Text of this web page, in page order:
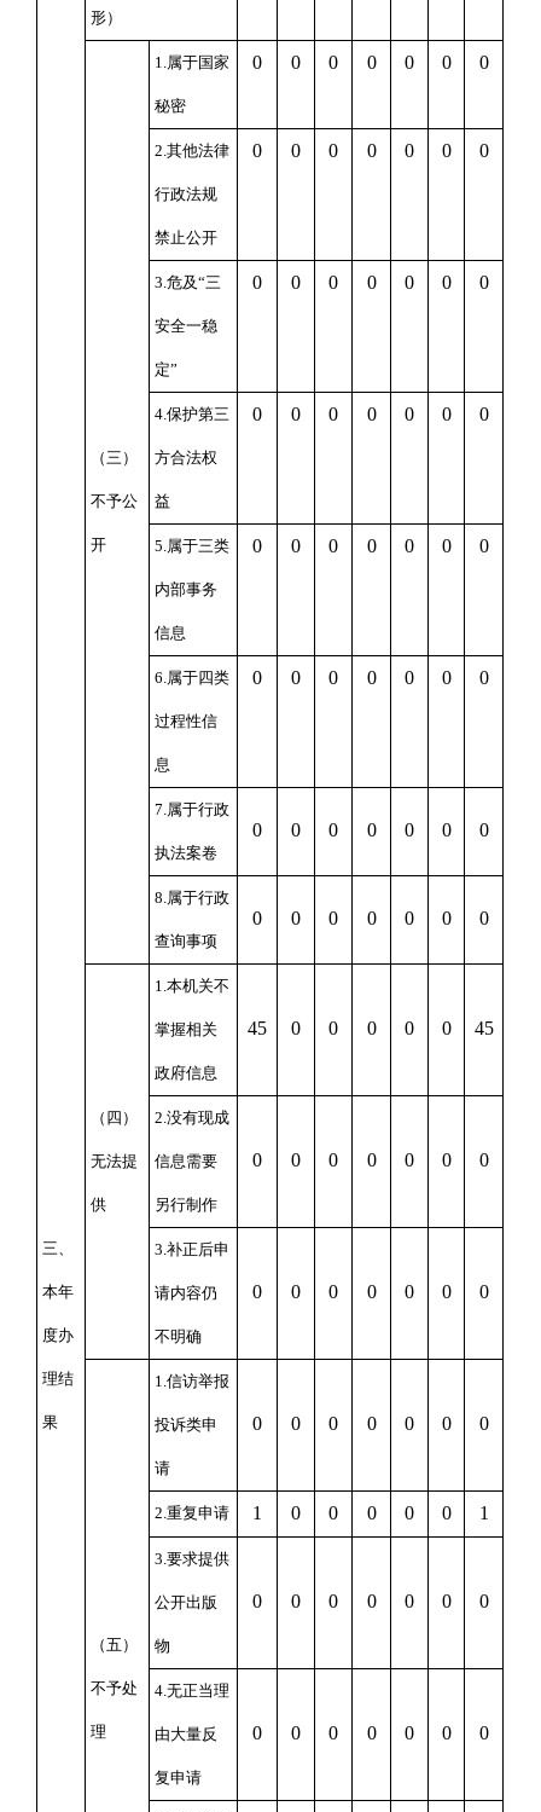
三、
本年
度办
理结
果
形）
（三）
不予公
开
1.属于国家
秘密
0 0 0 0 0 0 0
2.其他法律
行政法规
禁止公开
0 0 0 0 0 0 0
3.危及“三
安全一稳
定”
0 0 0 0 0 0 0
4.保护第三
方合法权
益
0 0 0 0 0 0 0
5.属于三类
内部事务
信息
0 0 0 0 0 0 0
6.属于四类
过程性信
息
0 0 0 0 0 0 0
7.属于行政
执法案卷
0 0 0 0 0 0 0
8.属于行政
查询事项
0 0 0 0 0 0 0
（四）
无法提
供
1.本机关不
掌握相关
政府信息
45 0 0 0 0 0 45
2.没有现成
信息需要
另行制作
0 0 0 0 0 0 0
3.补正后申
请内容仍
不明确
0 0 0 0 0 0 0
（五）
不予处
理
1.信访举报
投诉类申
请
0 0 0 0 0 0 0
2.重复申请 1 0 0 0 0 0 1
3.要求提供
公开出版
物
0 0 0 0 0 0 0
4.无正当理
由大量反
复申请
0 0 0 0 0 0 0